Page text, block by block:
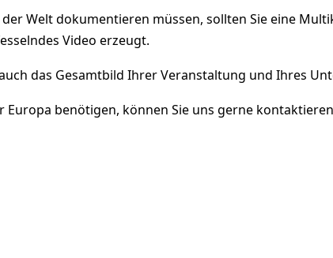
Welt dokumentieren müssen, sollten Sie eine
Video erzeugt.
das Gesamtbild Ihrer Veranstaltung und Ihres
benötigen, können Sie uns gerne